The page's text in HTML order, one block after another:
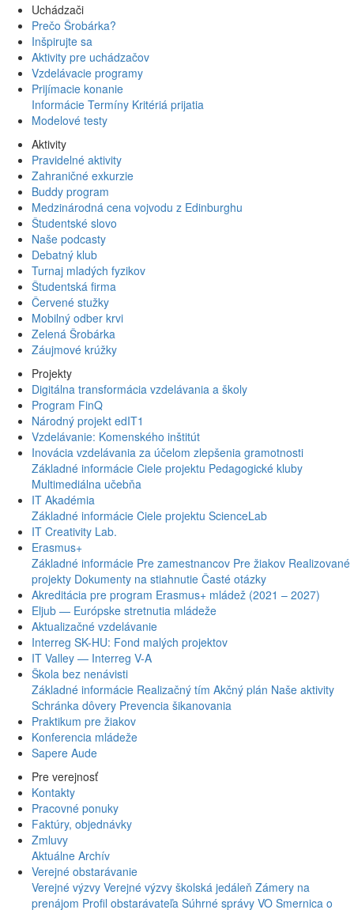
Uchádzači
Prečo Šrobárka?
Inšpirujte sa
Aktivity pre uchádzačov
Vzdelávacie programy
Prijímacie konanie
Informácie Termíny Kritériá prijatia
Modelové testy
Aktivity
Pravidelné aktivity
Zahraničné exkurzie
Buddy program
Medzinárodná cena vojvodu z Edinburghu
Študentské slovo
Naše podcasty
Debatný klub
Turnaj mladých fyzikov
Študentská firma
Červené stužky
Mobilný odber krvi
Zelená Šrobárka
Záujmové krúžky
Projekty
Digitálna transformácia vzdelávania a školy
Program FinQ
Národný projekt edIT1
Vzdelávanie: Komenského inštitút
Inovácia vzdelávania za účelom zlepšenia gramotnosti
Základné informácie Ciele projektu Pedagogické kluby
Multimediálna učebňa
IT Akadémia
Základné informácie Ciele projektu ScienceLab
IT Creativity Lab.
Erasmus+
Základné informácie Pre zamestnancov Pre žiakov Realizované
projekty Dokumenty na stiahnutie Časté otázky
Akreditácia pre program Erasmus+ mládež (2021 – 2027)
Eljub — Európske stretnutia mládeže
Aktualizačné vzdelávanie
Interreg SK-HU: Fond malých projektov
IT Valley — Interreg V-A
Škola bez nenávisti
Základné informácie Realizačný tím Akčný plán Naše aktivity
Schránka dôvery Prevencia šikanovania
Praktikum pre žiakov
Konferencia mládeže
Sapere Aude
Pre verejnosť
Kontakty
Pracovné ponuky
Faktúry, objednávky
Zmluvy
Aktuálne Archív
Verejné obstarávanie
Verejné výzvy Verejné výzvy školská jedáleň Zámery na
prenájom Profil obstarávateľa Súhrné správy VO Smernica o